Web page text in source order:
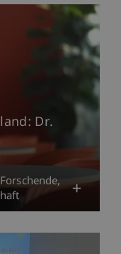
Dr.
Forschende